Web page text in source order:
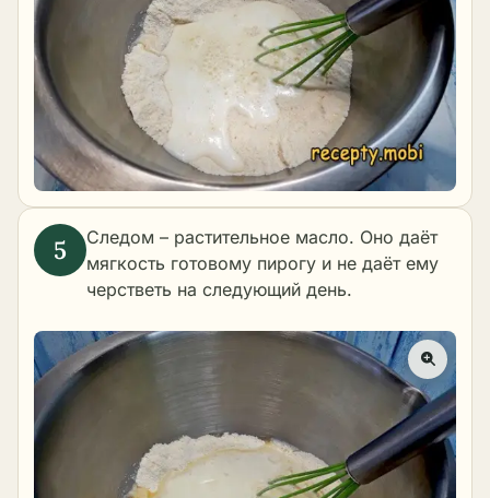
Следом – растительное масло. Оно даёт
мягкость готовому пирогу и не даёт ему
черстветь на следующий день.